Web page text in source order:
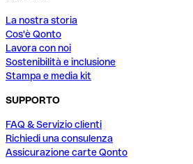
La nostra storia
Cos'è Qonto
Lavora con noi
Sostenibilità e inclusione
Stampa e media kit
SUPPORTO
FAQ & Servizio clienti
Richiedi una consulenza
Assicurazione carte Qonto